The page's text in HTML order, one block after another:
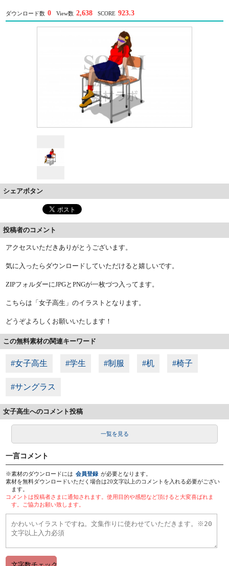
ダウンロード数 0 View数 2,638 SCORE 923.3
シェアボタン
投稿者のコメント
アクセスいただきありがとうございます。
気に入ったらダウンロードしていただけると嬉しいです。
ZIPフォルダーにJPGとPNGが一枚づつ入ってます。
こちらは「女子高生」のイラストとなります。
どうぞよろしくお願いいたします！
この無料素材の関連キーワード
#女子高生 #学生 #制服 #机 #椅子
#サングラス
女子高生へのコメント投稿
一覧を見る
一言コメント
※素材のダウンロードには 会員登録 が必要となります。
素材を無料ダウンロードいただく場合は20文字以上のコメントを入れる必要がござい
ます。
コメントは投稿者さまに通知されます。使用目的や感想など頂けると大変喜ばれま
す。ご協力お願い致します。